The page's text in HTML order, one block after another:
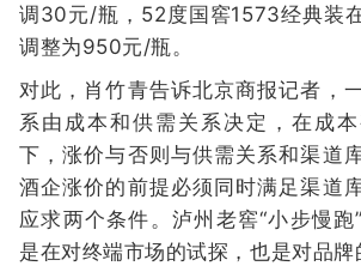
调30元/瓶，52度国窖1573经典装
调整为950元/瓶。
对此，肖竹青告诉北京商报记者，
系由成本和供需关系决定，在成
下，涨价与否则与供需关系和渠道
酒企涨价的前提必须同时满足渠道
应求两个条件。泸州老窖“小步慢
是在对终端市场的试探，也是对品牌